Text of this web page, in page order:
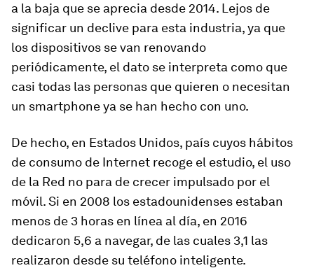
a la baja que se aprecia desde 2014. Lejos de
significar un declive para esta industria, ya que
los dispositivos se van renovando
periódicamente, el dato se interpreta como que
casi todas las personas que quieren o necesitan
un smartphoneya se han hecho con uno.
De hecho, en Estados Unidos, país cuyos hábitos
de consumo de Internet recoge el estudio, el uso
de la Red no para de crecer impulsado por el
móvil. Si en 2008 los estadounidenses estaban
menos de 3 horas en línea al día, en 2016
dedicaron 5,6 a navegar, de las cuales 3,1 las
realizaron desde su teléfono inteligente.